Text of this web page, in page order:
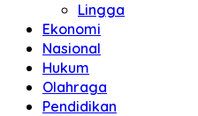
Lingga
Ekonomi
Nasional
Hukum
Olahraga
Pendidikan